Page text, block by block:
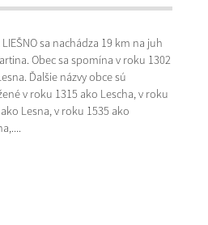
LIEŠNO sa nachádza 19 km na juh
Obec sa spomína v roku 1302
Ďalšie názvy obce sú
v roku 1315 ako Lescha, v roku
Lesna, v roku 1535 ako